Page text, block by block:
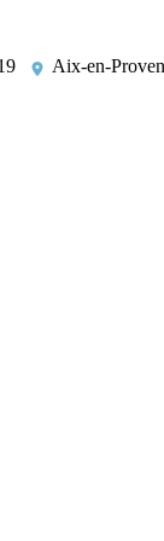
Aix-en-